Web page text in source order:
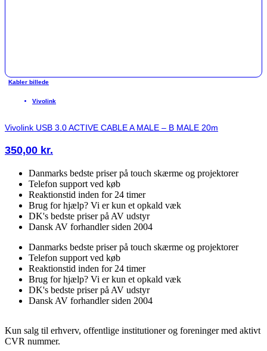
Kabler billede
Vivolink
Vivolink USB 3.0 ACTIVE CABLE A MALE – B MALE 20m
350,00 kr.
Danmarks bedste priser på touch skærme og projektorer
Telefon support ved køb
Reaktionstid inden for 24 timer
Brug for hjælp? Vi er kun et opkald væk
DK's bedste priser på AV udstyr
Dansk AV forhandler siden 2004
Danmarks bedste priser på touch skærme og projektorer
Telefon support ved køb
Reaktionstid inden for 24 timer
Brug for hjælp? Vi er kun et opkald væk
DK's bedste priser på AV udstyr
Dansk AV forhandler siden 2004
Kun salg til erhverv, offentlige institutioner og foreninger med aktivt
CVR nummer.